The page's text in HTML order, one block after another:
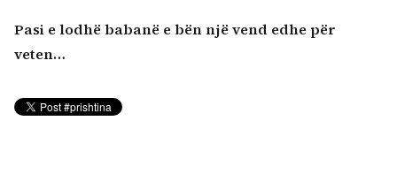
Pasi e lodhë babanë e bën një vend edhe për
veten…